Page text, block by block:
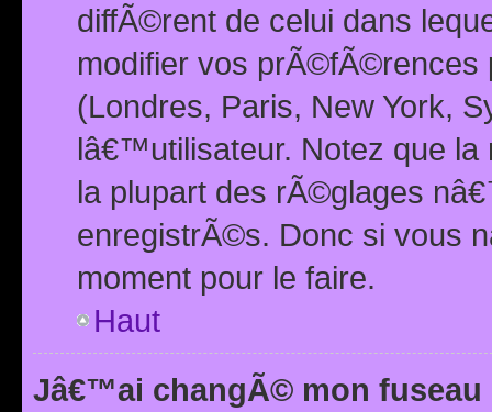
diffÃ©rent de celui dans
modifier vos prÃ©fÃ©rences
(Londres, Paris, New York,
lâ€™utilisateur. Notez que la
la plupart des rÃ©glages
enregistrÃ©s. Donc si vous
moment pour le faire.
Haut
Jâ€™ai changÃ© mon